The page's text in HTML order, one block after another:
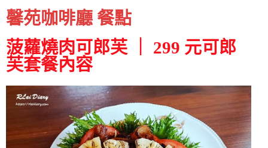
馨苑咖啡廳 餐點
菠蘿燒肉可郎芙 ｜ 299 元可郎
芙套餐內容